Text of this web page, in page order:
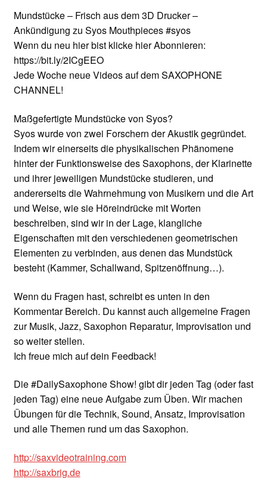
Mundstücke – Frisch aus dem 3D Drucker –
Ankündigung zu Syos Mouthpieces #syos
Wenn du neu hier bist klicke hier Abonnieren:
https://bit.ly/2ICgEEO
Jede Woche neue Videos auf dem SAXOPHONE
CHANNEL!
Maßgefertigte Mundstücke von Syos?
Syos wurde von zwei Forschern der Akustik gegründet.
Indem wir einerseits die physikalischen Phänomene
hinter der Funktionsweise des Saxophons, der Klarinette
und ihrer jeweiligen Mundstücke studieren, und
andererseits die Wahrnehmung von Musikern und die Art
und Weise, wie sie Höreindrücke mit Worten
beschreiben, sind wir in der Lage, klangliche
Eigenschaften mit den verschiedenen geometrischen
Elementen zu verbinden, aus denen das Mundstück
besteht (Kammer, Schallwand, Spitzenöffnung…).
Wenn du Fragen hast, schreibt es unten in den
Kommentar Bereich. Du kannst auch allgemeine Fragen
zur Musik, Jazz, Saxophon Reparatur, Improvisation und
so weiter stellen.
Ich freue mich auf dein Feedback!
Die #DailySaxophone Show! gibt dir jeden Tag (oder fast
jeden Tag) eine neue Aufgabe zum Üben. Wir machen
Übungen für die Technik, Sound, Ansatz, Improvisation
und alle Themen rund um das Saxophon.
http://saxvideotraining.com
http://saxbrig.de